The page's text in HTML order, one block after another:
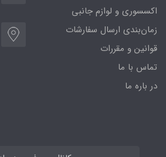
اکسسوری و لوازم جانبی
زمان‌بندی ارسال سفارشات
قوانین و مقررات
تماس با ما
در باره ما